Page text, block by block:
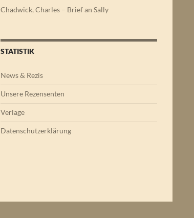
Chadwick, Charles – Brief an Sally
STATISTIK
News & Rezis
Unsere Rezensenten
Verlage
Datenschutzerklärung